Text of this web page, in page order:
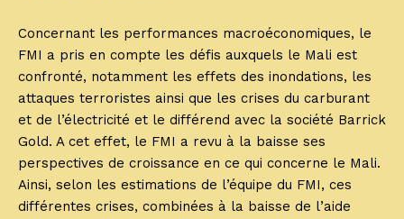
Concernant les performances macroéconomiques, le
FMI a pris en compte les défis auxquels le Mali est
confronté, notamment les effets des inondations, les
attaques terroristes ainsi que les crises du carburant
et de l’électricité et le différend avec la société Barrick
Gold. A cet effet, le FMI a revu à la baisse ses
perspectives de croissance en ce qui concerne le Mali.
Ainsi, selon les estimations de l’équipe du FMI, ces
différentes crises, combinées à la baisse de l’aide